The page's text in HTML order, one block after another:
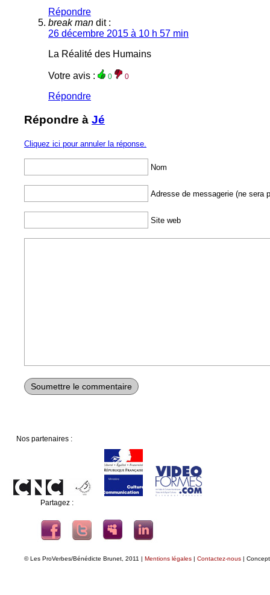
Répondre
break man dit :
26 décembre 2015 à 10 h 57 min
La Réalité des Humains
Votre avis : 0 0
Répondre
Répondre à Jé
Cliquez ici pour annuler la réponse.
Nom
Adresse de messagerie (ne sera
Site web
Nos partenaires :
Partagez :
© Les ProVerbes/Bénédicte Brunet, 2011 | Mentions légales | Contactez-nous |